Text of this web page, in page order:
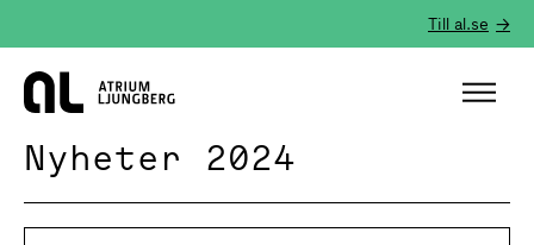
Till al.se
Hem
Nyheter 2024